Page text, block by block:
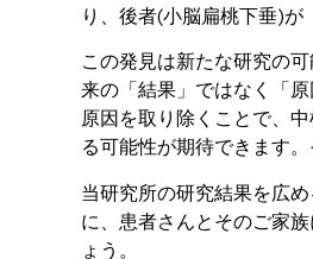
り、後者(小脳扁桃下垂)が
この発見は新たな研究の
来の「結果」ではなく「
原因を取り除くことで、
る可能性が期待できます
当研究所の研究結果を広
に、患者さんとそのご家
ょう。